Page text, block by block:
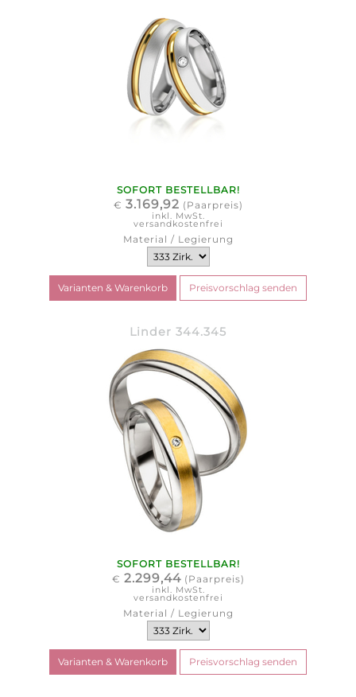
SOFORT BESTELLBAR!
€ 3.169,92 (Paarpreis)
inkl. MwSt.
versandkostenfrei
Material / Legierung
Linder 344.345
SOFORT BESTELLBAR!
€ 2.299,44(Paarpreis)
inkl. MwSt.
versandkostenfrei
Material / Legierung